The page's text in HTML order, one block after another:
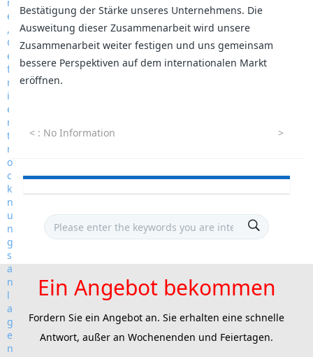
Bestätigung der Stärke unseres Unternehmens. Die
Ausweitung dieser Zusammenarbeit wird unsere
Zusammenarbeit weiter festigen und uns gemeinsam
bessere Perspektiven auf dem internationalen Markt
eröffnen.
< : No Information >
Ein Angebot bekommen
Fordern Sie ein Angebot an. Sie erhalten eine schnelle
Antwort, außer an Wochenenden und Feiertagen.